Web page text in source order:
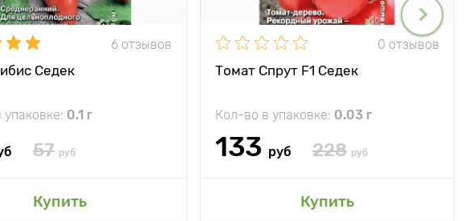
6 отзывов
Седек
0.1 г
57 руб
Купить
0 отзывов
Томат Спрут F1 Седек
Кол-во в упаковке: 0.03 г
133 руб 228 руб
Купить